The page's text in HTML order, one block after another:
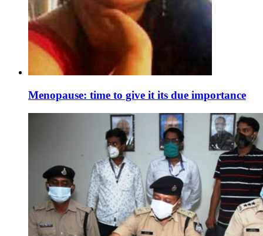
Menopause: time to give it its due importance